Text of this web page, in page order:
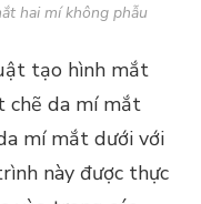
hai mí không phẫu
tạo hình mắt
chẽ da mí mắt
mí mắt dưới với
này được thực